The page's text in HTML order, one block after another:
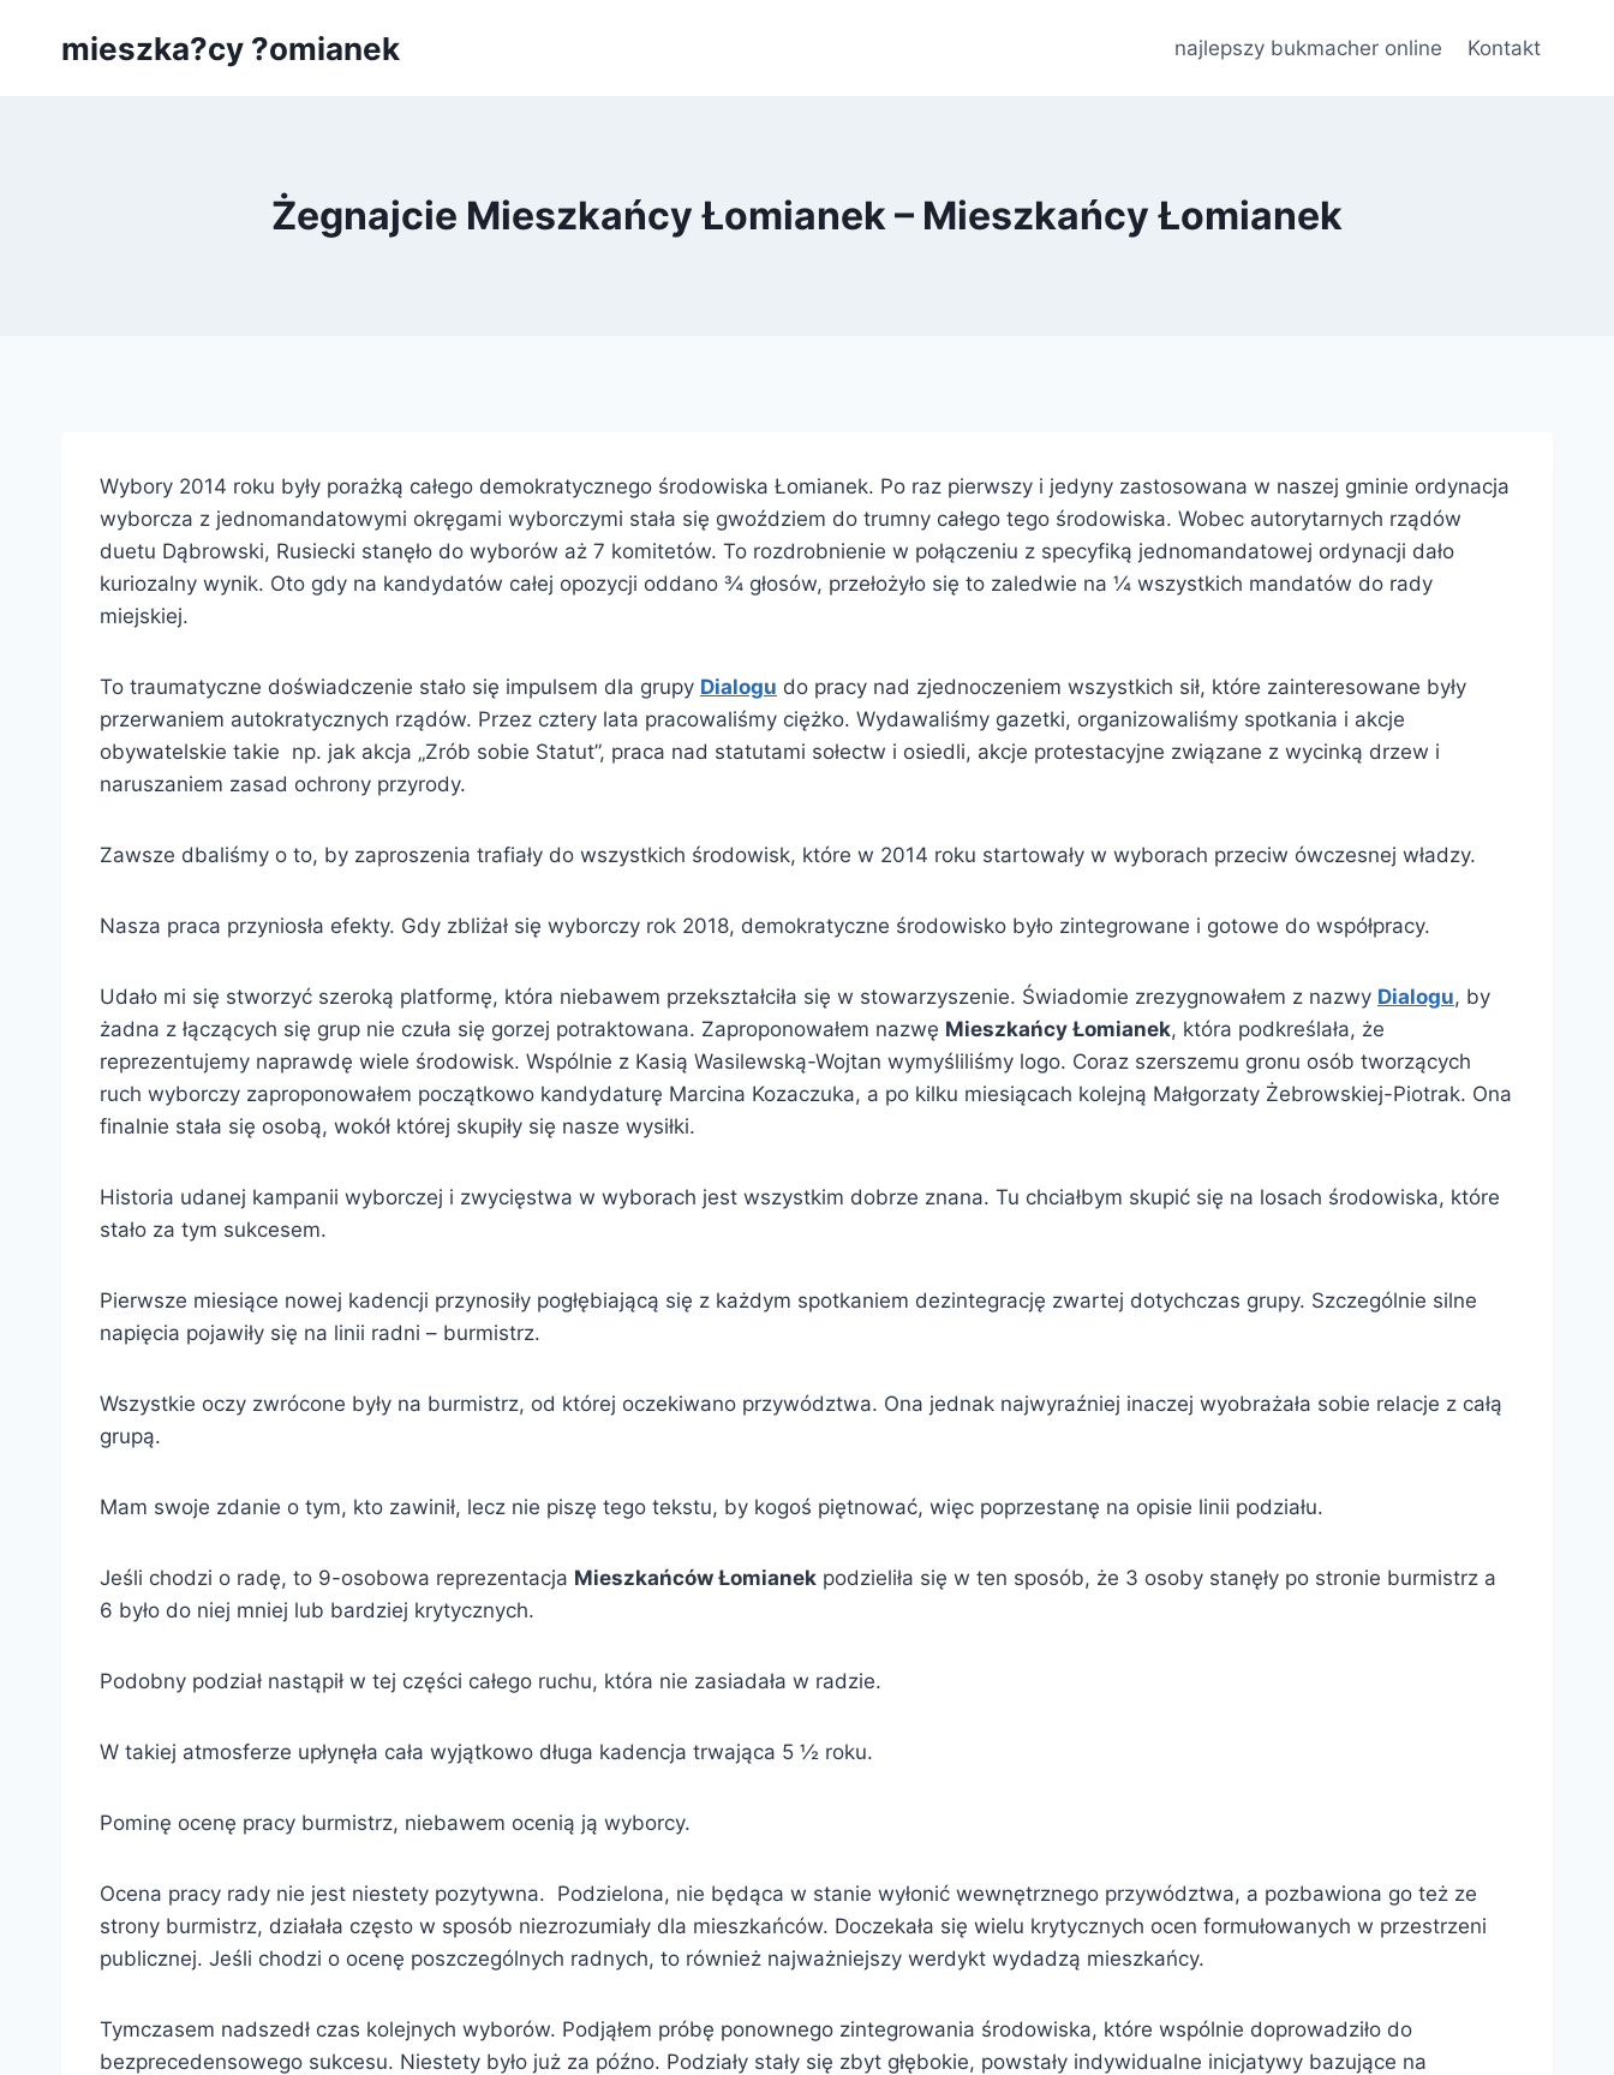
mieszka?cy ?omianek najlepszy bukmacher online Kontakt
Żegnajcie Mieszkańcy Łomianek – Mieszkańcy Łomianek
Wybory 2014 roku były porażką całego demokratycznego środowiska Łomianek. Po raz pierwszy i jedyny zastosowana w naszej gminie ordynacja
wyborcza z jednomandatowymi okręgami wyborczymi stała się gwoździem do trumny całego tego środowiska. Wobec autorytarnych rządów
duetu Dąbrowski, Rusiecki stanęło do wyborów aż 7 komitetów. To rozdrobnienie w połączeniu z specyfiką jednomandatowej ordynacji dało
kuriozalny wynik. Oto gdy na kandydatów całej opozycji oddano ¾ głosów, przełożyło się to zaledwie na ¼ wszystkich mandatów do rady
miejskiej.
To traumatyczne doświadczenie stało się impulsem dla grupy Dialogu do pracy nad zjednoczeniem wszystkich sił, które zainteresowane były
przerwaniem autokratycznych rządów. Przez cztery lata pracowaliśmy ciężko. Wydawaliśmy gazetki, organizowaliśmy spotkania i akcje
obywatelskie takie np. jak akcja „Zrób sobie Statut”, praca nad statutami sołectw i osiedli, akcje protestacyjne związane z wycinką drzew i
naruszaniem zasad ochrony przyrody.
Zawsze dbaliśmy o to, by zaproszenia trafiały do wszystkich środowisk, które w 2014 roku startowały w wyborach przeciw ówczesnej władzy.
Nasza praca przyniosła efekty. Gdy zbliżał się wyborczy rok 2018, demokratyczne środowisko było zintegrowane i gotowe do współpracy.
Udało mi się stworzyć szeroką platformę, która niebawem przekształciła się w stowarzyszenie. Świadomie zrezygnowałem z nazwy Dialogu, by
żadna z łączących się grup nie czuła się gorzej potraktowana. Zaproponowałem nazwę Mieszkańcy Łomianek, która podkreślała, że
reprezentujemy naprawdę wiele środowisk. Wspólnie z Kasią Wasilewską-Wojtan wymyśliliśmy logo. Coraz szerszemu gronu osób tworzących
ruch wyborczy zaproponowałem początkowo kandydaturę Marcina Kozaczuka, a po kilku miesiącach kolejną Małgorzaty Żebrowskiej-Piotrak. Ona
finalnie stała się osobą, wokół której skupiły się nasze wysiłki.
Historia udanej kampanii wyborczej i zwycięstwa w wyborach jest wszystkim dobrze znana. Tu chciałbym skupić się na losach środowiska, które
stało za tym sukcesem.
Pierwsze miesiące nowej kadencji przynosiły pogłębiającą się z każdym spotkaniem dezintegrację zwartej dotychczas grupy. Szczególnie silne
napięcia pojawiły się na linii radni – burmistrz.
Wszystkie oczy zwrócone były na burmistrz, od której oczekiwano przywództwa. Ona jednak najwyraźniej inaczej wyobrażała sobie relacje z całą
grupą.
Mam swoje zdanie o tym, kto zawinił, lecz nie piszę tego tekstu, by kogoś piętnować, więc poprzestanę na opisie linii podziału.
Jeśli chodzi o radę, to 9-osobowa reprezentacja Mieszkańców Łomianek podzieliła się w ten sposób, że 3 osoby stanęły po stronie burmistrz a
6 było do niej mniej lub bardziej krytycznych.
Podobny podział nastąpił w tej części całego ruchu, która nie zasiadała w radzie.
W takiej atmosferze upłynęła cała wyjątkowo długa kadencja trwająca 5 ½ roku.
Pominę ocenę pracy burmistrz, niebawem ocenią ją wyborcy.
Ocena pracy rady nie jest niestety pozytywna. Podzielona, nie będąca w stanie wyłonić wewnętrznego przywództwa, a pozbawiona go też ze
strony burmistrz, działała często w sposób niezrozumiały dla mieszkańców. Doczekała się wielu krytycznych ocen formułowanych w przestrzeni
publicznej. Jeśli chodzi o ocenę poszczególnych radnych, to również najważniejszy werdykt wydadzą mieszkańcy.
Tymczasem nadszedł czas kolejnych wyborów. Podjąłem próbę ponownego zintegrowania środowiska, które wspólnie doprowadziło do
bezprecedensowego sukcesu. Niestety było już za późno. Podziały stały się zbyt głębokie, powstały indywidualne inicjatywy bazujące na